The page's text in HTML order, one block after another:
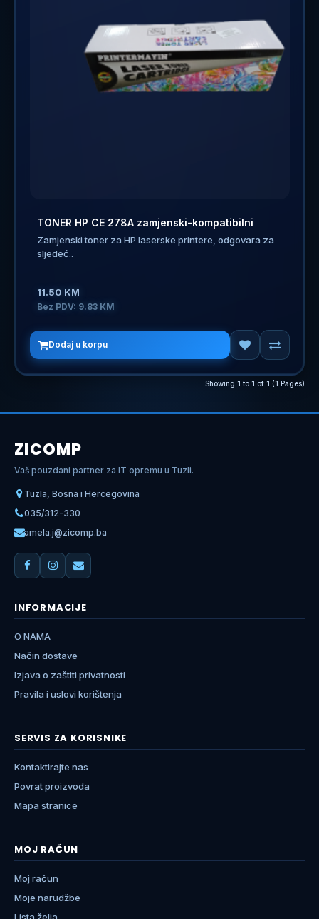
TONER HP CE 278A zamjenski-kompatibilni
Zamjenski toner za HP laserske printere, odgovara za
sljedeć..
11.50 KM
Bez PDV: 9.83 KM
Dodaj u korpu
Showing 1 to 1 of 1 (1 Pages)
ZICOMP
Vaš pouzdani partner za IT opremu u Tuzli.
Tuzla, Bosna i Hercegovina
035/312-330
amela.j@zicomp.ba
INFORMACIJE
O NAMA
Način dostave
Izjava o zaštiti privatnosti
Pravila i uslovi korištenja
SERVIS ZA KORISNIKE
Kontaktirajte nas
Povrat proizvoda
Mapa stranice
MOJ RAČUN
Moj račun
Moje narudžbe
Lista želja